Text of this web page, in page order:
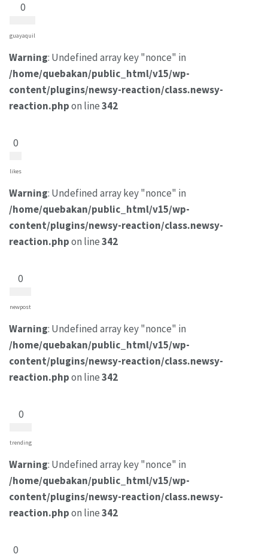
0
guayaquil
Warning: Undefined array key "nonce" in
/home/quebakan/public_html/v15/wp-
content/plugins/newsy-reaction/class.newsy-
reaction.phpon line342
0
likes
Warning: Undefined array key "nonce" in
/home/quebakan/public_html/v15/wp-
content/plugins/newsy-reaction/class.newsy-
reaction.phpon line342
0
newpost
Warning: Undefined array key "nonce" in
/home/quebakan/public_html/v15/wp-
content/plugins/newsy-reaction/class.newsy-
reaction.phpon line342
0
trending
Warning: Undefined array key "nonce" in
/home/quebakan/public_html/v15/wp-
content/plugins/newsy-reaction/class.newsy-
reaction.phpon line342
0